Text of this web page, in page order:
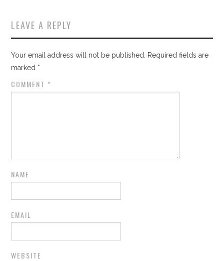
LEAVE A REPLY
Your email address will not be published.
Required fields are
marked *
COMMENT *
NAME
EMAIL
WEBSITE